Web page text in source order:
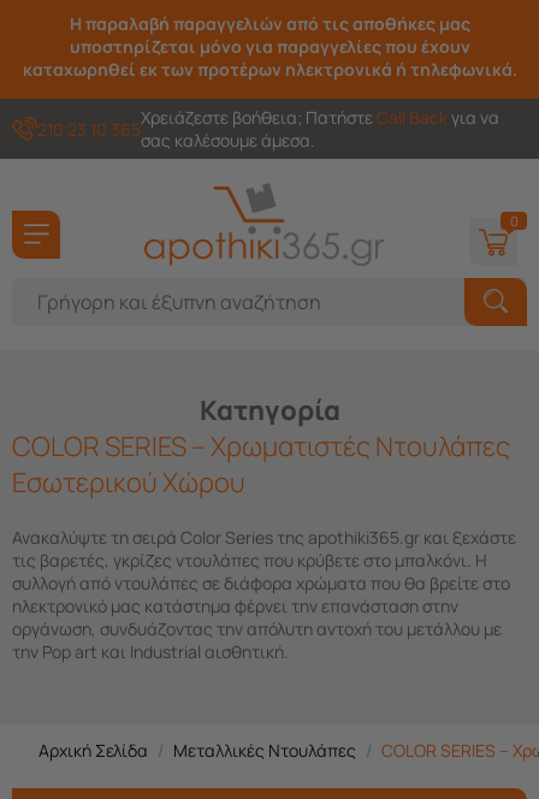
Η παραλαβή παραγγελιών από τις αποθήκες μας
υποστηρίζεται μόνο για παραγγελίες που έχουν
καταχωρηθεί εκ των προτέρων ηλεκτρονικά ή τηλεφωνικά.
210 23 10 365Χρειάζεστε βοήθεια; ΠατήστεCall Back για να
σας καλέσουμε άμεσα.
0
Κατηγορία
COLOR SERIES – Χρωματιστές Ντουλάπες
Εσωτερικού Χώρου
Ανακαλύψτε τη σειρά Color Series της apothiki365.gr και ξεχάστε
τις βαρετές, γκρίζες ντουλάπες που κρύβετε στο μπαλκόνι. Η
συλλογή από ντουλάπες σε διάφορα χρώματα που θα βρείτε στο
ηλεκτρονικό μας κατάστημα φέρνει την επανάσταση στην
οργάνωση, συνδυάζοντας την απόλυτη αντοχή του μετάλλου με
την Pop art και Industrial αισθητική.
Αρχική Σελίδα / Μεταλλικές Ντουλάπες / COLOR SERIES –